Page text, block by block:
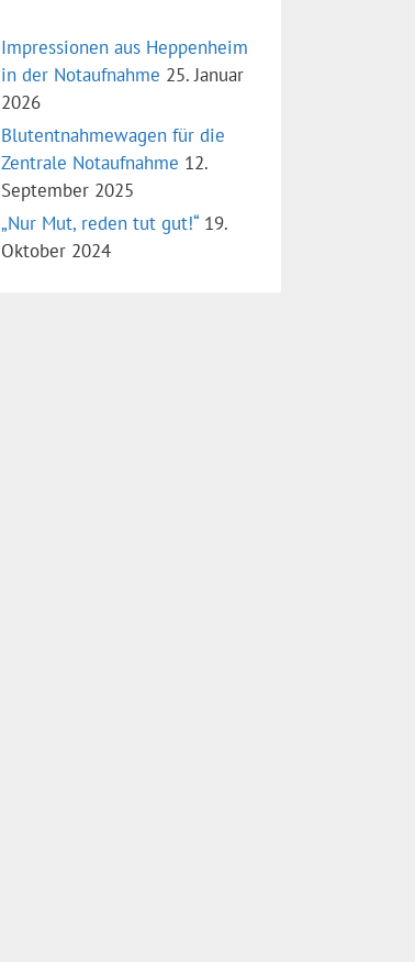
Impressionen aus Heppenheim
in der Notaufnahme 25. Januar
2026
Blutentnahmewagen für die
Zentrale Notaufnahme 12.
September 2025
„Nur Mut, reden tut gut!“ 19.
Oktober 2024